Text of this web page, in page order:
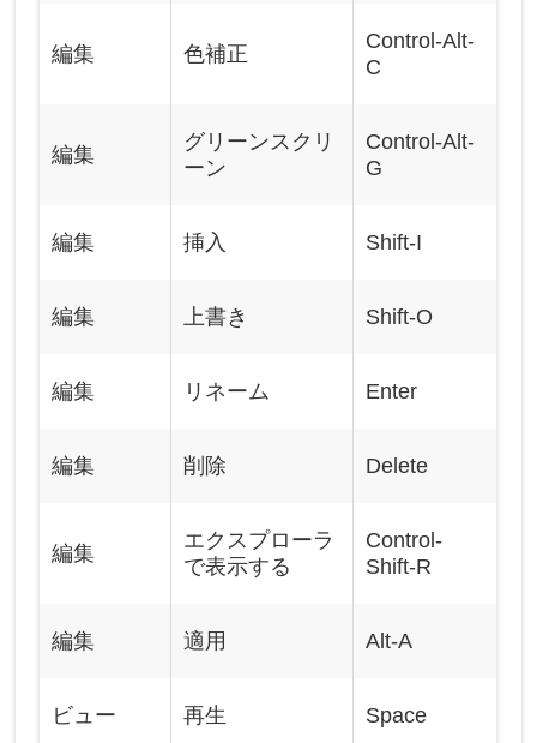
編集 色補正
Control-Alt-
C
編集
グリーンスクリ
ーン
Control-Alt-
G
編集 挿入 Shift-I
編集 上書き Shift-O
編集 リネーム Enter
編集 削除 Delete
編集
エクスプローラ
で表示する
Control-
Shift-R
編集 適用 Alt-A
ビュー 再生 Space